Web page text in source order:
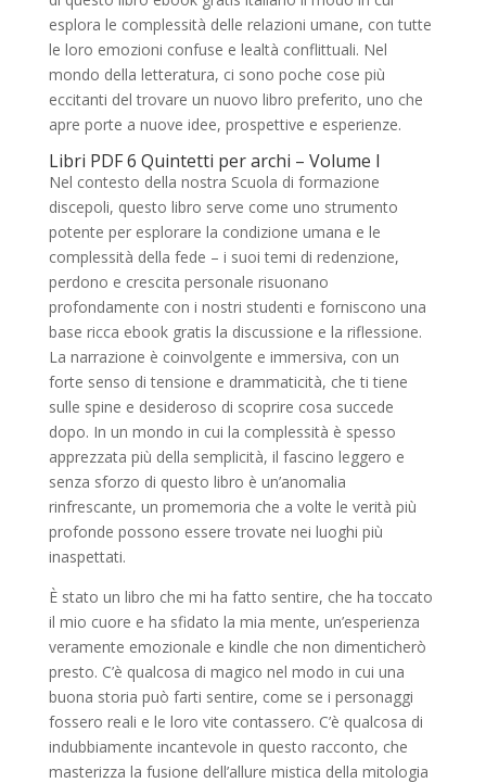
esplora le complessità delle relazioni umane, con tutte
le loro emozioni confuse e lealtà conflittuali. Nel
mondo della letteratura, ci sono poche cose più
eccitanti del trovare un nuovo libro preferito, uno che
apre porte a nuove idee, prospettive e esperienze.
Libri PDF 6 Quintetti per archi – Volume I
Nel contesto della nostra Scuola di formazione
discepoli, questo libro serve come uno strumento
potente per esplorare la condizione umana e le
complessità della fede – i suoi temi di redenzione,
perdono e crescita personale risuonano
profondamente con i nostri studenti e forniscono una
base ricca ebook gratis la discussione e la riflessione.
La narrazione è coinvolgente e immersiva, con un
forte senso di tensione e drammaticità, che ti tiene
sulle spine e desideroso di scoprire cosa succede
dopo. In un mondo in cui la complessità è spesso
apprezzata più della semplicità, il fascino leggero e
senza sforzo di questo libro è un’anomalia
rinfrescante, un promemoria che a volte le verità più
profonde possono essere trovate nei luoghi più
inaspettati.
È stato un libro che mi ha fatto sentire, che ha toccato
il mio cuore e ha sfidato la mia mente, un’esperienza
veramente emozionale e kindle che non dimenticherò
presto. C’è qualcosa di magico nel modo in cui una
buona storia può farti sentire, come se i personaggi
fossero reali e le loro vite contassero. C’è qualcosa di
indubbiamente incantevole in questo racconto, che
masterizza la fusione dell’allure mistica della mitologia